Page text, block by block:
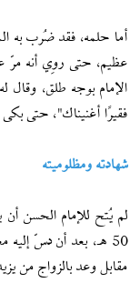
أما حلمه، فقد ضُرب به
عظيم، حتى روِي أنه مرّ
الإمام بوجه طلق، وقال
فقيرًا أغنيناك"، حتى
شهادته ومظلوميته
لم يُتح للإمام الحسن
50 هـ، بعد أن دسّ
مقابل وعد بالزواج من